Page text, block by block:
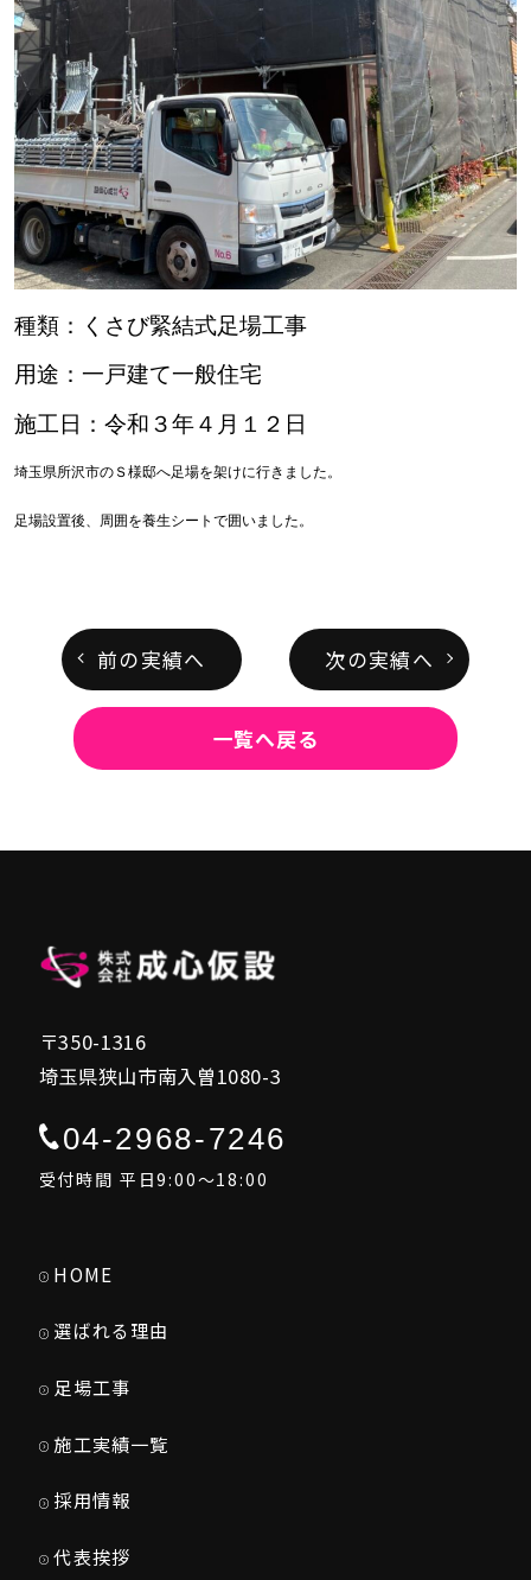
種類：くさび緊結式足場工事
用途：一戸建て一般住宅
施工日：令和３年４月１２日
埼玉県所沢市のＳ様邸へ足場を架けに行きました。
足場設置後、周囲を養生シートで囲いました。
前の実績へ 次の実績へ
一覧へ戻る
〒350-1316
埼玉県狭山市南入曽1080-3
04-2968-7246
受付時間 平日9:00～18:00
HOME
選ばれる理由
足場工事
施工実績一覧
採用情報
代表挨拶